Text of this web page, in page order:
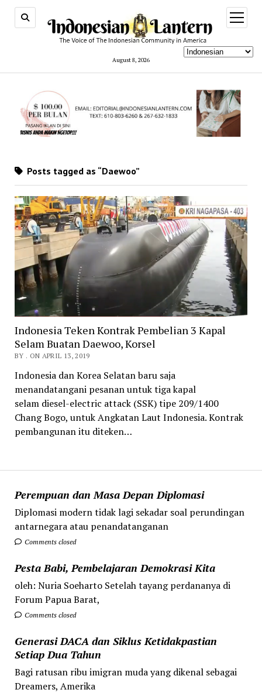
August 8, 2026
open
menu
Perempuan dan Masa Depan Diplomasi
Diplomasi modern tidak lagi sekadar soal perundingan
antarnegara atau penandatanganan
Comments closed
Pesta Babi, Pembelajaran Demokrasi Kita
oleh: Nuria Soeharto Setelah tayang perdananya di
Forum Papua Barat,
Comments closed
Generasi DACA dan Siklus Ketidakpastian
Setiap Dua Tahun
Bagi ratusan ribu imigran muda yang dikenal sebagai
Dreamers, Amerika
Posts tagged as “Daewoo”
Indonesia Teken Kontrak Pembelian 3 Kapal
Selam Buatan Daewoo, Korsel
BY . ON APRIL 13, 2019
Indonesia dan Korea Selatan baru saja
menandatangani pesanan untuk tiga kapal
selam diesel-electric attack (SSK) tipe 209/1400
Chang Bogo, untuk Angkatan Laut Indonesia. Kontrak
pembangunan itu diteken…